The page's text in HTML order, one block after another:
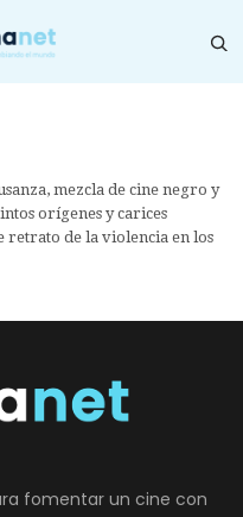
mezcla de cine negro y
orígenes y carices
retrato de la violencia en los
fomentar un cine con